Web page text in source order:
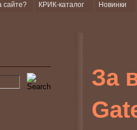
сайте? КРИК-каталог Новинки
За